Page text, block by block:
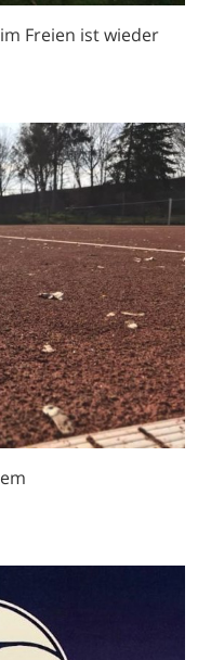
Freien ist wieder